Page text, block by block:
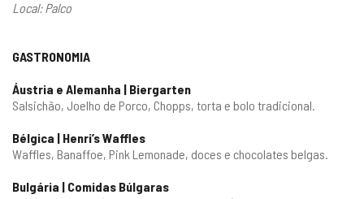
Local: Palco
GASTRONOMIA
Áustria e Alemanha | Biergarten
Salsichão, Joelho de Porco, Chopps, torta e bolo tradicional.
Bélgica | Henri’s Waffles
Waffles, Banaffoe, Pink Lemonade, doces e chocolates belgas.
Bulgária | Comidas Búlgaras